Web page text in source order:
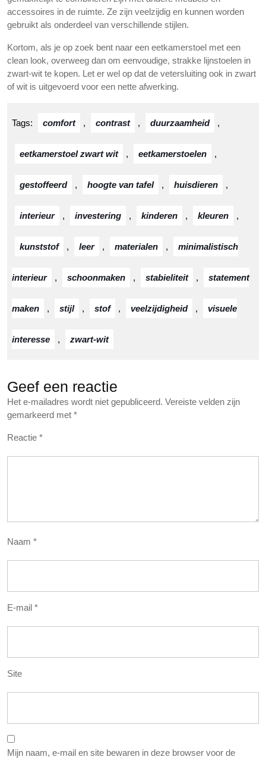
accessoires in de ruimte. Ze zijn veelzijdig en kunnen worden
gebruikt als onderdeel van verschillende stijlen.
Kortom, als je op zoek bent naar een eetkamerstoel met een
clean look, overweeg dan om eenvoudige, strakke lijnstoelen in
zwart-wit te kopen. Let er wel op dat de vetersluiting ook in zwart
of wit is uitgevoerd voor een nette afwerking.
Tags: comfort , contrast , duurzaamheid ,
eetkamerstoel zwart wit , eetkamerstoelen ,
gestoffeerd , hoogte van tafel , huisdieren ,
interieur , investering , kinderen , kleuren ,
kunststof , leer , materialen , minimalistisch
interieur , schoonmaken , stabieliteit , statement
maken , stijl , stof , veelzijdigheid , visuele
interesse , zwart-wit
Geef een reactie
Het e-mailadres wordt niet gepubliceerd. Vereiste velden zijn
gemarkeerd met *
Reactie *
Naam *
E-mail *
Site
Mijn naam, e-mail en site bewaren in deze browser voor de